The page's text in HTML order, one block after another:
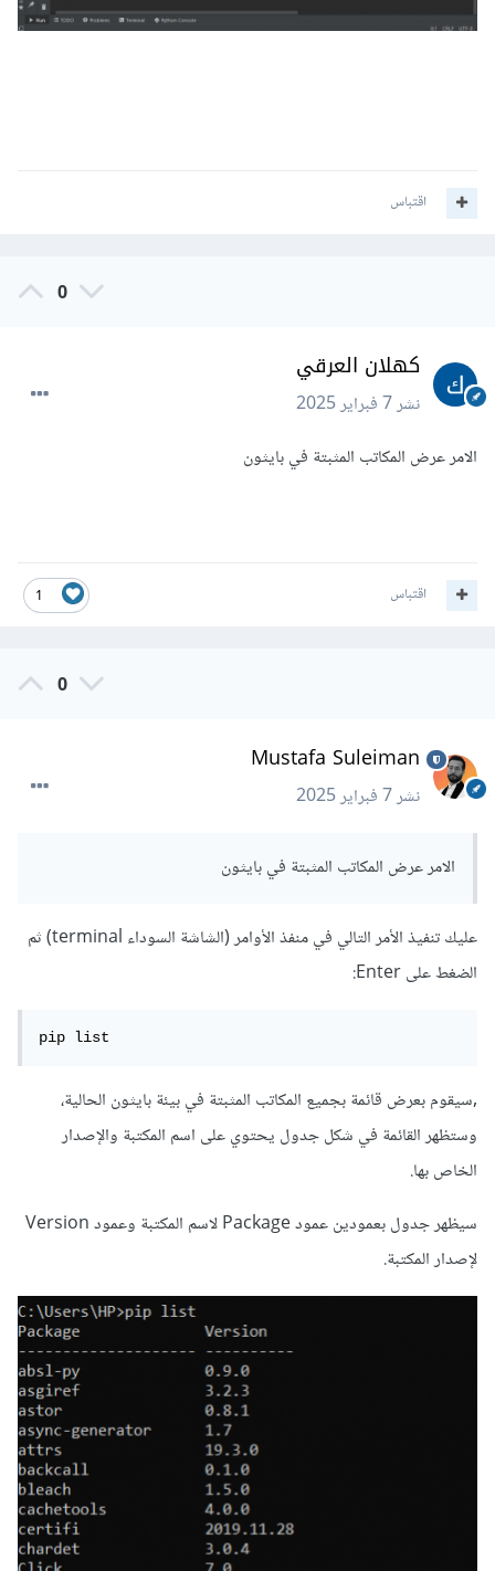
اقتباس
0
كهلان العرقي
نشر7 فبراير 2025
الامر عرض المكاتب المثبتة في بايثون
1 اقتباس
0
Mustafa Suleiman
نشر7 فبراير 2025
الامر عرض المكاتب المثبتة في بايثون
عليك تنفيذ الأمر التالي في منفذ الأوامر (الشاشة السوداء terminal) ثم
الضغط على Enter:
pip list
,سيقوم بعرض قائمة بجميع المكاتب المثبتة في بيئة بايثون الحالية،
وستظهر القائمة في شكل جدول يحتوي على اسم المكتبة والإصدار
الخاص بها.
سيظهر جدول بعمودين عمود Package لاسم المكتبة وعمود Version
لإصدار المكتبة.